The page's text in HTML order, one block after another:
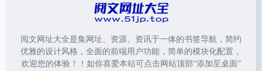
阅文网址大全是集网址、资源、资讯于一体的书签导航，简约
优雅的设计风格，全面的前端用户功能，简单的模块化配置，
欢迎您的体验！！如你喜爱本站可点击网站顶部“添加至桌面”